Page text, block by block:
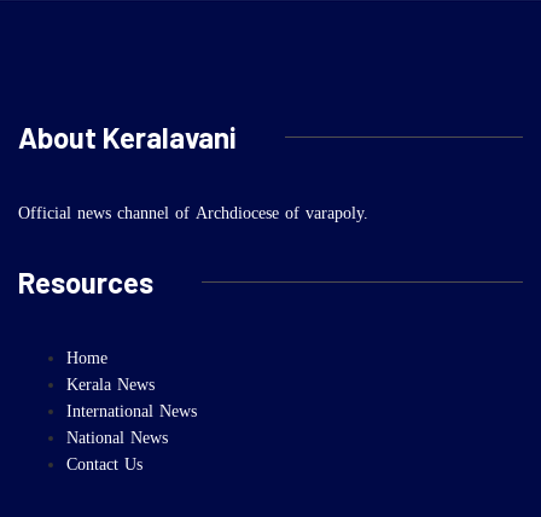
About Keralavani
Official news channel of Archdiocese of varapoly.
Resources
Home
Kerala News
International News
National News
Contact Us